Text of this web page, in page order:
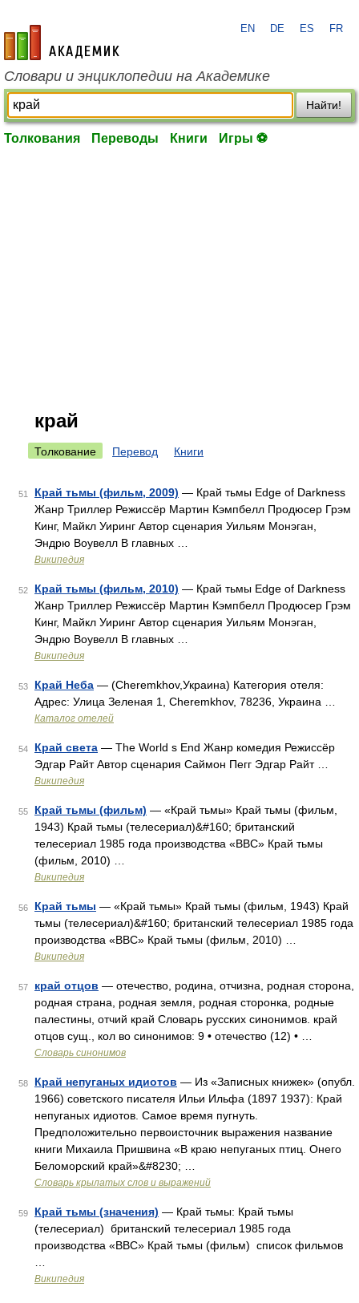
academic.ru
EN DE ES FR
Словари и энциклопедии на Академике
Найти!
Толкования Переводы Книги Игры ⚽
край
Толкование Перевод Книги
51 Край тьмы (фильм, 2009) — Край тьмы Edge of Darkness
Жанр Триллер Режиссёр Мартин Кэмпбелл Продюсер Грэм
Кинг, Майкл Уиринг Автор сценария Уильям Монэган,
Эндрю Воувелл В главных …
Википедия
52 Край тьмы (фильм, 2010) — Край тьмы Edge of Darkness
Жанр Триллер Режиссёр Мартин Кэмпбелл Продюсер Грэм
Кинг, Майкл Уиринг Автор сценария Уильям Монэган,
Эндрю Воувелл В главных …
Википедия
53 Край Неба — (Cheremkhov,Украина) Категория отеля:
Адрес: Улица Зеленая 1, Cheremkhov, 78236, Украина …
Каталог отелей
54 Край света — The World s End Жанр комедия Режиссёр
Эдгар Райт Автор сценария Саймон Пегг Эдгар Райт …
Википедия
55 Край тьмы (фильм) — «Край тьмы» Край тьмы (фильм,
1943) Край тьмы (телесериал)&#160; британский
телесериал 1985 года производства «BBC» Край тьмы
(фильм, 2010) …
Википедия
56 Край тьмы — «Край тьмы» Край тьмы (фильм, 1943) Край
тьмы (телесериал)&#160; британский телесериал 1985 года
производства «BBC» Край тьмы (фильм, 2010) …
Википедия
57 край отцов — отечество, родина, отчизна, родная сторона,
родная страна, родная земля, родная сторонка, родные
палестины, отчий край Словарь русских синонимов. край
отцов сущ., кол во синонимов: 9 • отечество (12) • …
Словарь синонимов
58 Край непуганых идиотов — Из «Записных книжек» (опубл.
1966) советского писателя Ильи Ильфа (1897 1937): Край
непуганых идиотов. Самое время пугнуть.
Предположительно первоисточник выражения название
книги Михаила Пришвина «В краю непуганых птиц. Онего
Беломорский край»&#8230; …
Словарь крылатых слов и выражений
59 Край тьмы (значения) — Край тьмы: Край тьмы
(телесериал) британский телесериал 1985 года
производства «BBC» Край тьмы (фильм) список фильмов
Википедия